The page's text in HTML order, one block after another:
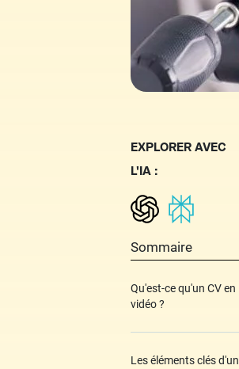
EXPLORER AVEC
L'IA :
Sommaire
Qu'est-ce qu'un CV en
vidéo ?
Les éléments clés d'un